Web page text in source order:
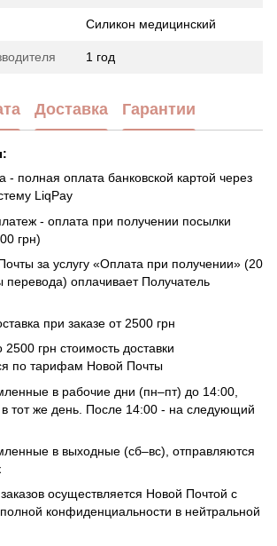
Силикон медицинский
1 год
Доставка Гарантии
- полная оплата банковской картой через
LiqPay
- оплата при получении посылки
грн)
за услугу «Оплата при получении» (20
перевода) оплачивает Получатель
при заказе от 2500 грн
2500 грн стоимость доставки
по тарифам Новой Почты
в рабочие дни (пн–пт) до 14:00,
тот же день. После 14:00 - на следующий
в выходные (сб–вс), отправляются
осуществляется Новой Почтой с
конфиденциальности в нейтральной